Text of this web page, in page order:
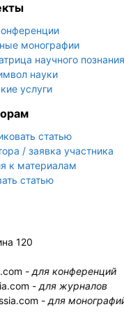
монографии
научного познания
науки
услуги
статью
/ заявка участника
к материалам
статью
120
- для конференций
- для журналов
- для